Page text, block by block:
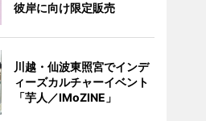
彼岸に向け限定販売
川越・仙波東照宮でインデ
ィーズカルチャーイベント
「芋人／IMoZINE」